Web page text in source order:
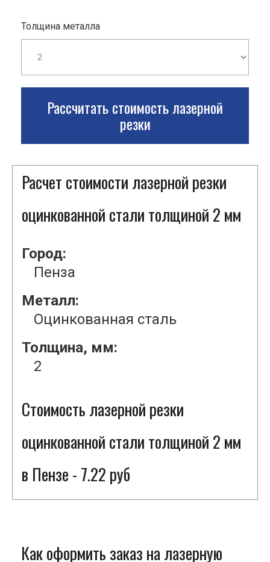
Толщина металла
Рассчитать стоимость лазерной
резки
Расчет стоимости лазерной резки
оцинкованной стали толщиной 2 мм
Город:
Пенза
Металл:
Оцинкованная сталь
Толщина, мм:
2
Стоимость лазерной резки
оцинкованной стали толщиной 2 мм
в Пензе - 7.22 руб
Как оформить заказ на лазерную